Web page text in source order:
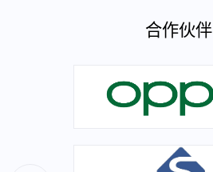
合作伙伴